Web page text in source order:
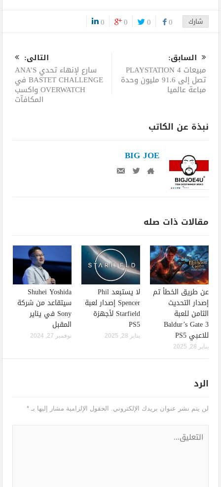
شارك 0
0
0
0
السابق:
مبيعات PLAYSTATION 4
تصل إلى 91.6 مليون وحدة
مباعة عالميا
التالى:
سارع لإنهاء تحدي ANA’S
BASTET CHALLENGE في
OVERWATCH واكسب
المكافآت
نبذة عن الكاتب
BIG JOE
مقالات ذات صله
عن طريق الخطأ تم
إصدار التحديث
الثامن للعبة
Baldur’s Gate 3
للاعبي PS5
يناير 28, 2025
لا يستبعد Phil
Spencer إصدار لعبة
Starfield لأجهزة
PS5
يناير 28, 2025
Shuhei Yoshida
سيتقاعد من شركة
Sony في يناير
المقبل
نوفمبر 27, 2024
الرد
لن يتم نشر عنوان بريدك الإلكتروني. الحقول الإلزامية مشار إليها بـ*